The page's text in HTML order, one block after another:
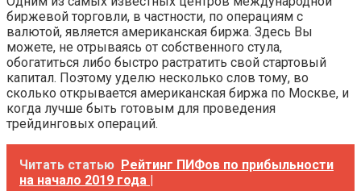
биржевой торговли, в частности, по операциям с
валютой, является американская биржа. Здесь Вы
можете, не отрываясь от собственного стула,
обогатиться либо быстро растратить свой стартовый
капитал. Поэтому уделю несколько слов тому, во
сколько открывается американская биржа по Москве, и
когда лучше быть готовым для проведения
трейдинговых операций.
Читать статью Рейтинг ПИФов по прибыльности
на начало 2019 года |